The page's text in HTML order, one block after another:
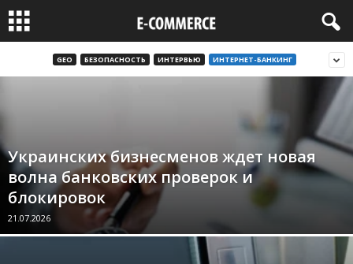
GEO БЕЗОПАСНОСТЬ ИНТЕРВЬЮ ИНТЕРНЕТ-БАНКИНГ
Украинских бизнесменов ждет новая
волна банковских проверок и
блокировок
21.07.2026